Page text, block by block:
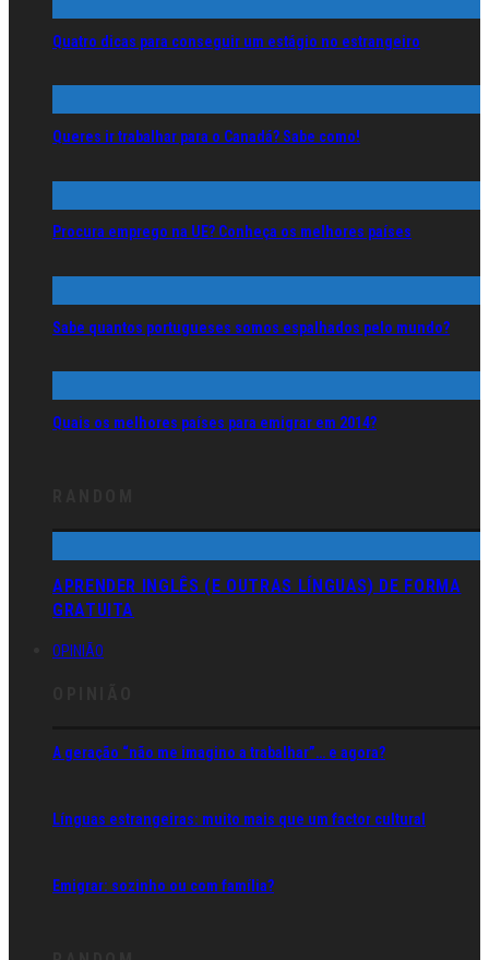
Quatro dicas para conseguir um estágio no estrangeiro
Queres ir trabalhar para o Canadá? Sabe como!
Procura emprego na UE? Conheça os melhores países
Sabe quantos portugueses somos espalhados pelo mundo?
Quais os melhores países para emigrar em 2014?
APRENDER INGLÊS (E OUTRAS LÍNGUAS) DE FORMA
GRATUITA
OPINIÃO
A geração “não me imagino a trabalhar”… e agora?
Línguas estrangeiras: muito mais que um factor cultural
Emigrar: sozinho ou com família?